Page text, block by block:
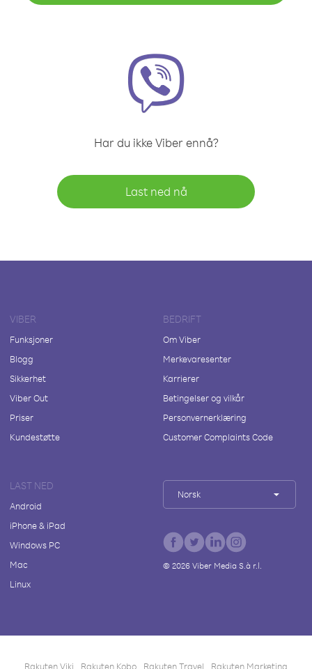
Har du ikke Viber ennå?
Last ned nå
VIBER
Funksjoner
Blogg
Sikkerhet
Viber Out
Priser
Kundestøtte
BEDRIFT
Om Viber
Merkevaresenter
Karrierer
Betingelser og vilkår
Personvernerklæring
Customer Complaints Code
LAST NED
Android
iPhone & iPad
Windows PC
Mac
Linux
Norsk
© 2026Viber Media S.à r.l.
Rakuten Viki Rakuten Kobo Rakuten Travel Rakuten Marketing